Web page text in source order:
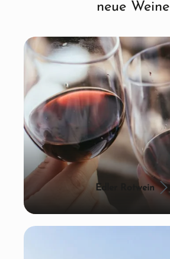
neue Weine
Edler Rotwein